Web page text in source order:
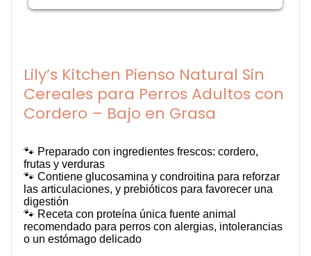
Lily’s Kitchen Pienso Natural Sin
Cereales para Perros Adultos con
Cordero – Bajo en Grasa
🐾 Preparado con ingredientes frescos: cordero,
frutas y verduras
🐾 Contiene glucosamina y condroitina para reforzar
las articulaciones, y prebióticos para favorecer una
digestión
🐾 Receta con proteína única fuente animal
recomendado para perros con alergias, intolerancias
o un estómago delicado